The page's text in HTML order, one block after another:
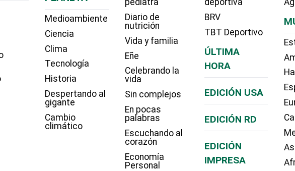
Medioambiente
Ciencia
Clima
Tecnología
Historia
Despertando al
gigante
Cambio
climático
pediatra
Diario de
nutrición
Vida y familia
Eñe
Celebrando la
vida
Sin complejos
En pocas
palabras
Escuchando al
corazón
Economía
Personal
deportiva
BRV
TBT Deportivo
ÚLTIMA
HORA
EDICIÓN USA
EDICIÓN RD
EDICIÓN
IMPRESA